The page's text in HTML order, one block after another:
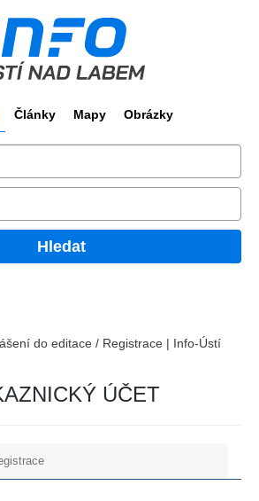
Články Mapy Obrázky
Hledat
do editace / Registrace | Info-Ústí
ÚČET